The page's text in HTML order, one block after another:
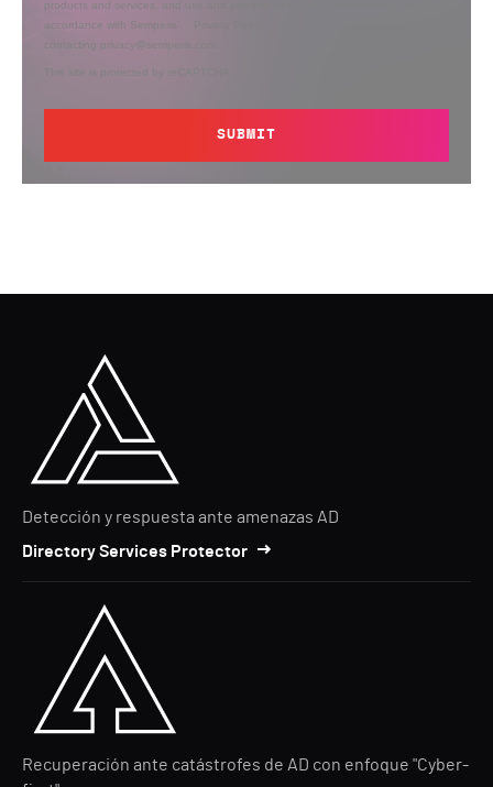
products and services, and use and process your personal information in
accordance with Semperis’
contacting privacy@semperis.com.
This site is protected by reCAPTCHA.
SUBMIT
Detección y respuesta ante amenazas AD
Directory Services Protector
Recuperación ante catástrofes de AD con enfoque "Cyber-